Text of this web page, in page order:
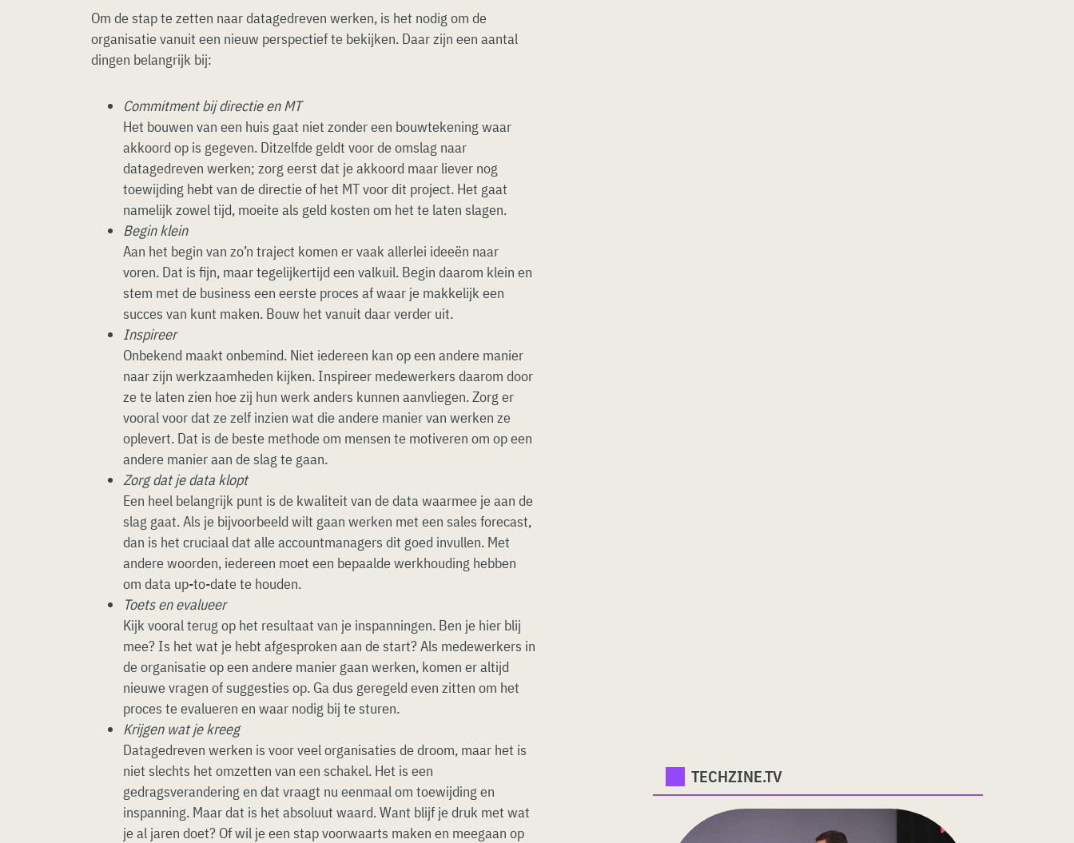
Om de stap te zetten naar datagedreven werken, is het nodig om de
organisatie vanuit een nieuw perspectief te bekijken. Daar zijn een aantal
dingen belangrijk bij:
Commitment bij directie en MT
Het bouwen van een huis gaat niet zonder een bouwtekening waar
akkoord op is gegeven. Ditzelfde geldt voor de omslag naar
datagedreven werken; zorg eerst dat je akkoord maar liever nog
toewijding hebt van de directie of het MT voor dit project. Het gaat
namelijk zowel tijd, moeite als geld kosten om het te laten slagen.
Begin klein
Aan het begin van zo’n traject komen er vaak allerlei ideeën naar
voren. Dat is fijn, maar tegelijkertijd een valkuil. Begin daarom klein en
stem met de business een eerste proces af waar je makkelijk een
succes van kunt maken. Bouw het vanuit daar verder uit.
Inspireer
Onbekend maakt onbemind. Niet iedereen kan op een andere manier
naar zijn werkzaamheden kijken. Inspireer medewerkers daarom door
ze te laten zien hoe zij hun werk anders kunnen aanvliegen. Zorg er
vooral voor dat ze zelf inzien wat die andere manier van werken ze
oplevert. Dat is de beste methode om mensen te motiveren om op een
andere manier aan de slag te gaan.
Zorg dat je data klopt
Een heel belangrijk punt is de kwaliteit van de data waarmee je aan de
slag gaat. Als je bijvoorbeeld wilt gaan werken met een sales forecast,
dan is het cruciaal dat alle accountmanagers dit goed invullen. Met
andere woorden, iedereen moet een bepaalde werkhouding hebben
om data up-to-date te houden.
Toets en evalueer
Kijk vooral terug op het resultaat van je inspanningen. Ben je hier blij
mee? Is het wat je hebt afgesproken aan de start? Als medewerkers in
de organisatie op een andere manier gaan werken, komen er altijd
nieuwe vragen of suggesties op. Ga dus geregeld even zitten om het
proces te evalueren en waar nodig bij te sturen.
Krijgen wat je kreeg
Datagedreven werken is voor veel organisaties de droom, maar het is
niet slechts het omzetten van een schakel. Het is een
gedragsverandering en dat vraagt nu eenmaal om toewijding en
inspanning. Maar dat is het absoluut waard. Want blijf je druk met wat
je al jaren doet? Of wil je een stap voorwaarts maken en meegaan op
TECHZINE.TV